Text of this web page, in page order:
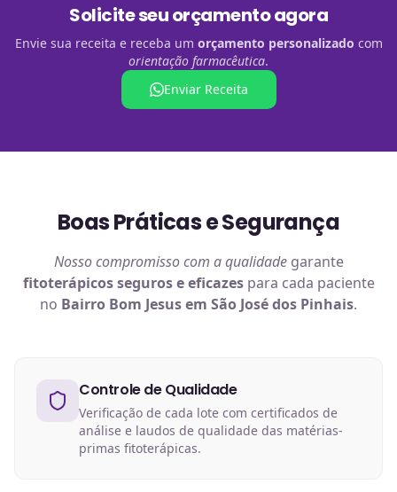
Solicite seu orçamento agora
Envie sua receita e receba um orçamento personalizado com
orientação farmacêutica.
Enviar Receita
Boas Práticas e Segurança
Nosso compromisso com a qualidadegarante
fitoterápicosseguros e eficazespara cada paciente
no Bairro Bom Jesus em São José dos Pinhais.
Controle de Qualidade
Verificação de cada lote com certificados de
análise e laudos de qualidade das matérias-
primas fitoterápicas.